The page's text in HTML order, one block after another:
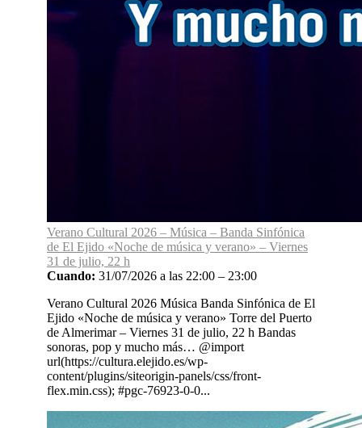
Verano Cultural 2026 – Música – Banda Sinfónica
de El Ejido «Noche de música y verano» – Viernes
31 de julio, 22 h
Cuando: 31/07/2026 a las 22:00 – 23:00
Verano Cultural 2026 Música Banda Sinfónica de El
Ejido «Noche de música y verano» Torre del Puerto
de Almerimar – Viernes 31 de julio, 22 h Bandas
sonoras, pop y mucho más… @import
url(https://cultura.elejido.es/wp-
content/plugins/siteorigin-panels/css/front-
flex.min.css); #pgc-76923-0-0...